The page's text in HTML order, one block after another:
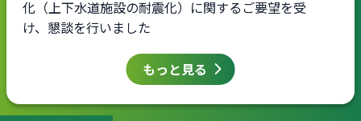
もっと見る
化（上下水道施設の耐震化）に関するご要望を受
け、懇談を行いました